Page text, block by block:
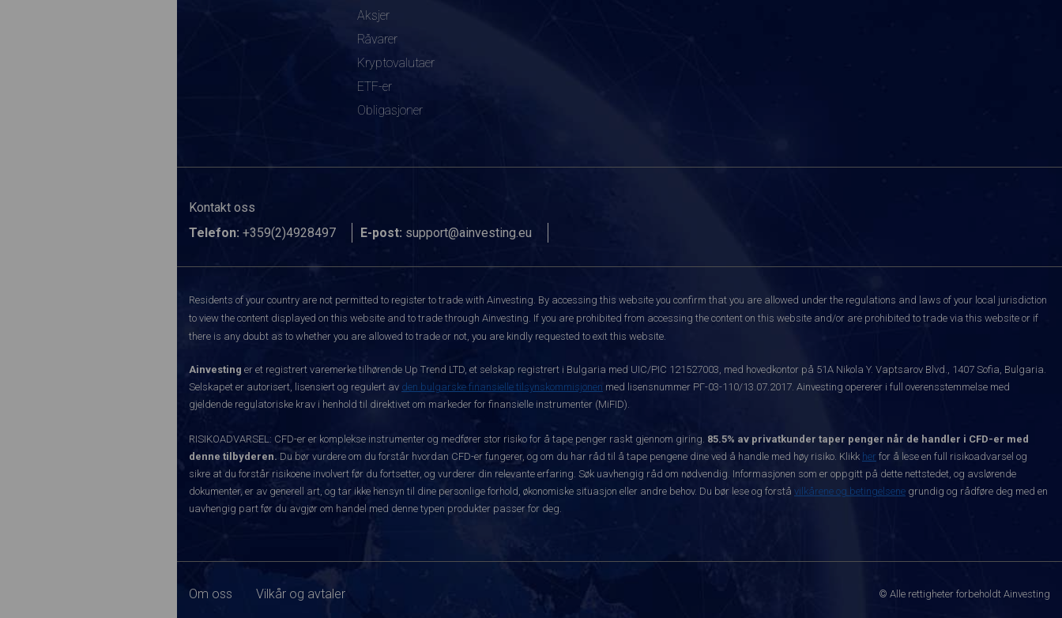
Aksjer
Råvarer
Kryptovalutaer
ETF-er
Obligasjoner
Kontakt oss
Telefon: +359(2)4928497 E-post: support@ainvesting.eu
Residents of your country are not permitted to register to trade with Ainvesting. By accessing this website you confirm that you are allowed under the regulations and laws of your local jurisdiction
to view the content displayed on this website and to trade through Ainvesting. If you are prohibited from accessing the content on this website and/or are prohibited to trade via this website or if
there is any doubt as to whether you are allowed to trade or not, you are kindly requested to exit this website.
Ainvesting er et registrert varemerke tilhørende Up Trend LTD, et selskap registrert i Bulgaria med UIC/PIC 121527003, med hovedkontor på 51A Nikola Y. Vaptsarov Blvd., 1407 Sofia, Bulgaria.
Selskapet er autorisert, lisensiert og regulert av den bulgarske finansielle tilsynskommisjonen med lisensnummer РГ-03-110/13.07.2017. Ainvesting opererer i full overensstemmelse med
gjeldende regulatoriske krav i henhold til direktivet om markeder for finansielle instrumenter (MiFID).
RISIKOADVARSEL: CFD-er er komplekse instrumenter og medfører stor risiko for å tape penger raskt gjennom giring. 85.5% av privatkunder taper penger når de handler i CFD-er med
denne tilbyderen. Du bør vurdere om du forstår hvordan CFD-er fungerer, og om du har råd til å tape pengene dine ved å handle med høy risiko. Klikk her for å lese en full risikoadvarsel og
sikre at du forstår risikoene involvert før du fortsetter, og vurderer din relevante erfaring. Søk uavhengig råd om nødvendig. Informasjonen som er oppgitt på dette nettstedet, og avslørende
dokumenter, er av generell art, og tar ikke hensyn til dine personlige forhold, økonomiske situasjon eller andre behov. Du bør lese og forstå vilkårene og betingelsene grundig og rådføre deg med en
uavhengig part før du avgjør om handel med denne typen produkter passer for deg.
Om oss Vilkår og avtaler © Alle rettigheter forbeholdt Ainvesting